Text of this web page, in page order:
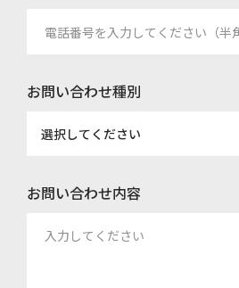
お問い合わせ種別
選択してください
お問い合わせ内容